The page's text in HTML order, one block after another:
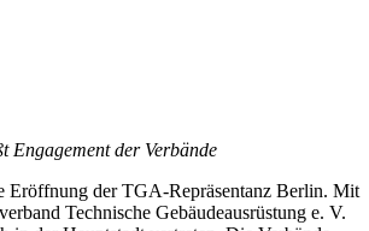
Engagement der Verbände
Eröffnung der TGA-Repräsentanz Berlin. Mit
Technische Gebäudeausrüstung e. V.